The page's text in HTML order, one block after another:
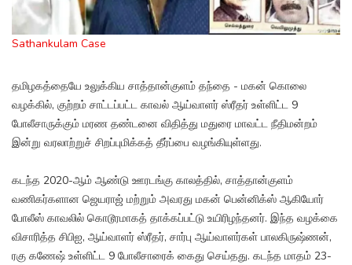
Sathankulam Case
தமிழகத்தையே உலுக்கிய சாத்தான்குளம் தந்தை - மகன் கொலை
வழக்கில், குற்றம் சாட்டப்பட்ட காவல் ஆய்வாளர் ஸ்ரீதர் உள்ளிட்ட 9
போலீசாருக்கும் மரண தண்டனை விதித்து மதுரை மாவட்ட நீதிமன்றம்
இன்று வரலாற்றுச் சிறப்புமிக்கத் தீர்ப்பை வழங்கியுள்ளது.
கடந்த 2020-ஆம் ஆண்டு ஊரடங்கு காலத்தில், சாத்தான்குளம்
வணிகர்களான ஜெயராஜ் மற்றும் அவரது மகன் பென்னிக்ஸ் ஆகியோர்
போலீஸ் காவலில் கொடூரமாகத் தாக்கப்பட்டு உயிரிழந்தனர். இந்த வழக்கை
விசாரித்த சிபிஐ, ஆய்வாளர் ஸ்ரீதர், சார்பு ஆய்வாளர்கள் பாலகிருஷ்ணன்,
ரகு கணேஷ் உள்ளிட்ட 9 போலீசாரைக் கைது செய்தது. கடந்த மாதம் 23-